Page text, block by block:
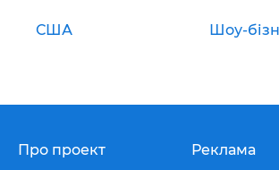
США Шоу-
Про проект Реклама